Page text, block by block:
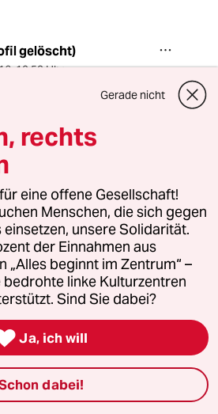
gelöscht)
,10:52 Uhr
alt...
wiki/Twingo_
18:42 Uhr
B.:
das wesentliche.
vertritt die Meinung, dass
falsch gemacht haben.
(ich weiß es nicht -
Norm nicht) ist eine
Abgasreinigung unter
Umständen in Europa
Gerade nicht
rechts
eine offene Gesellschaft!
Menschen, die sich gegen
unsere Solidarität.
der Einnahmen aus
„Alles beginnt im Zentrum“ –
linke Kulturzentren
Sind Sie dabei?
Ja, ich will
dabei!